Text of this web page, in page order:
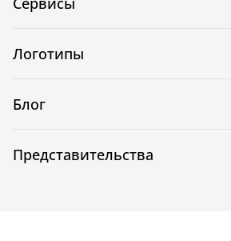
Логотипы
Блог
Представительства